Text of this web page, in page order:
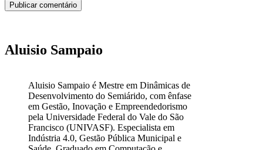
Aluisio Sampaio
Aluisio Sampaio é Mestre em Dinâmicas de
Desenvolvimento do Semiárido, com ênfase
em Gestão, Inovação e Empreendedorismo
pela Universidade Federal do Vale do São
Francisco (UNIVASF). Especialista em
Indústria 4.0, Gestão Pública Municipal e